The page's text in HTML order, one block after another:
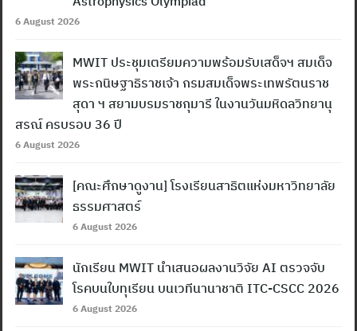
Search
for:
6 August 2026
MWIT ประชุมเตรียมความพร้อมรับเสด็จฯ สมเด็จ
พระกนิษฐาธิราชเจ้า กรมสมเด็จพระเทพรัตนราช
สุดา ฯ สยามบรมราชกุมารี ในงานวันมหิดลวิทยานุ
สรณ์ ครบรอบ 36 ปี
6 August 2026
[คณะศึกษาดูงาน] โรงเรียนสาธิตแห่งมหาวิทยาลัย
ธรรมศาสตร์
6 August 2026
นักเรียน MWIT นำเสนอผลงานวิจัย AI ตรวจจับ
โรคบนใบทุเรียน บนเวทีนานาชาติ ITC-CSCC 2026
6 August 2026